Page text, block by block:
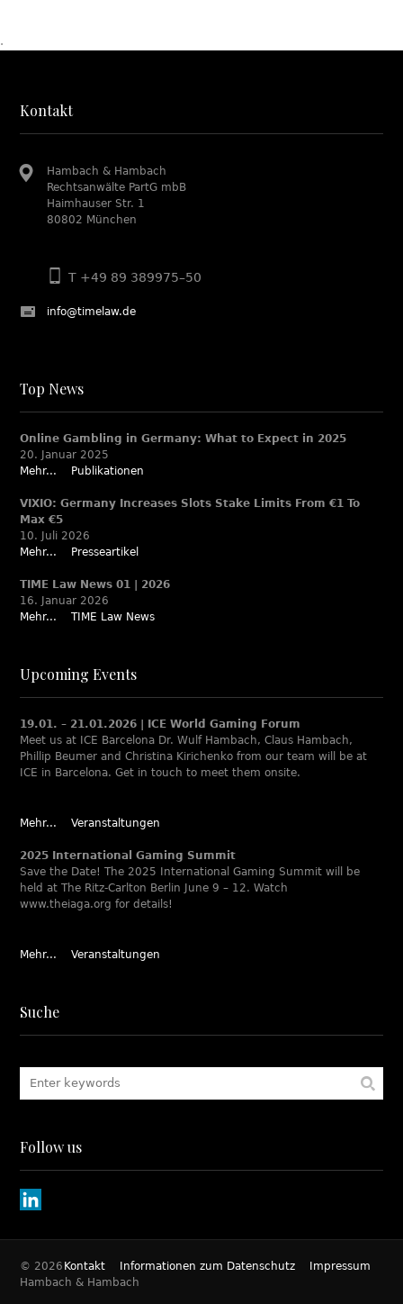
.
Kontakt
Hambach & Hambach
Rechtsanwälte PartG mbB
Haimhauser Str. 1
80802 München
T +49 89 389975–50
info@timelaw.de
Top News
Online Gambling in Germany: What to Expect in 2025
20. Januar 2025
Mehr...
Publikationen
VIXIO: Germany Increases Slots Stake Limits From €1 To
Max €5
10. Juli 2026
Mehr...
Presseartikel
TIME Law News 01 | 2026
16. Januar 2026
Mehr...
TIME Law News
Upcoming Events
19.01. – 21.01.2026 | ICE World Gaming Forum
Meet us at ICE Barcelona Dr. Wulf Hambach, Claus Hambach,
Phillip Beumer and Christina Kirichenko from our team will be at
ICE in Barcelona. Get in touch to meet them onsite.
Mehr... Veranstaltungen
2025 International Gaming Summit
Save the Date! The 2025 International Gaming Summit will be
held at The Ritz-Carlton Berlin June 9 – 12. Watch
www.theiaga.org for details!
Mehr... Veranstaltungen
Suche
Follow us
Kontakt Informationen zum Datenschutz Impressum
© 2026
Hambach & Hambach